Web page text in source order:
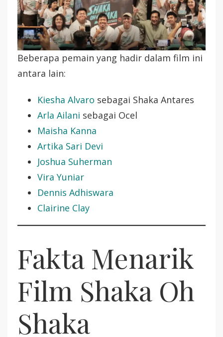
Beberapa pemain yang hadir dalam film ini
antara lain:
Kiesha Alvaro sebagai Shaka Antares
Arla Ailani sebagai Ocel
Maisha Kanna
Artika Sari Devi
Joshua Suherman
Vira Yuniar
Dennis Adhiswara
Clairine Clay
Fakta Menarik
Film Shaka Oh
Shaka